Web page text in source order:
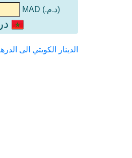
(د.م.) MAD
الدينار الكويتي الى